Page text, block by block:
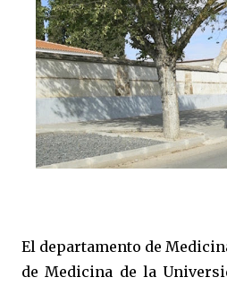
El departamento de
de Medicina de la